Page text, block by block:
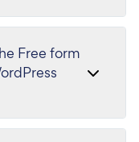
Free form